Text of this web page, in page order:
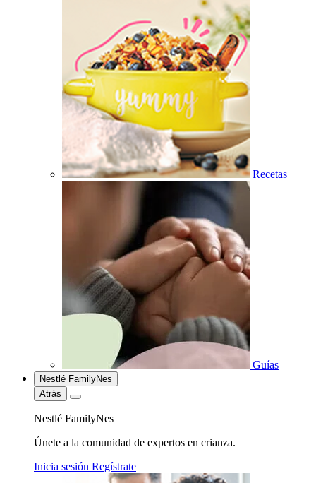
Recetas
Guías
Nestlé FamilyNes
Atrás
Nestlé FamilyNes
Únete a la comunidad de expertos en crianza.
Inicia sesión Regístrate